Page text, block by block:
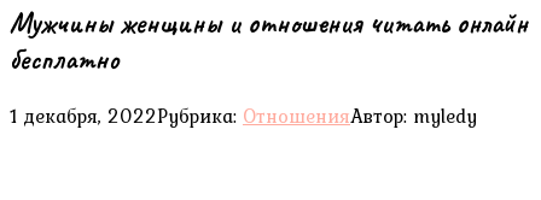
Мужчины женщины и отношения читать онлайн
бесплатно
1 декабря, 2022Рубрика: ОтношенияАвтор: myledy